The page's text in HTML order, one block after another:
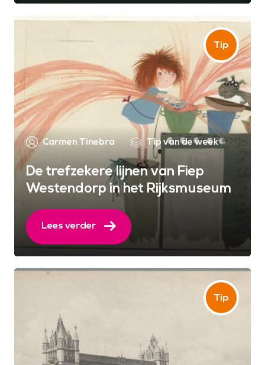
Carmen Tinebra Tip van de week
De trefzekere lijnen van Fiep
Westendorp in het Rijksmuseum
Lees verder